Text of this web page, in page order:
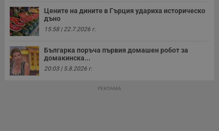
Цените на дините в Гърция удариха историческо
дъно
15:58 | 22.7.2026 г.
Българка поръча първия домашен робот за
домакинска...
20:03 | 5.8.2026 г.
РЕКЛАМА